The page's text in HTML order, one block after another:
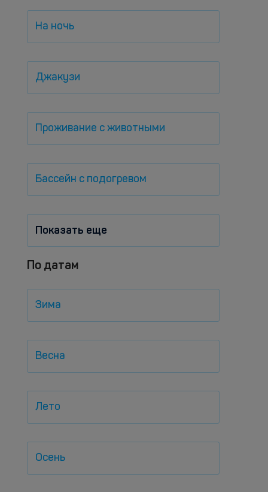
На ночь
Джакузи
Проживание с животными
Бассейн с подогревом
Показать еще
По датам
Зима
Весна
Лето
Осень